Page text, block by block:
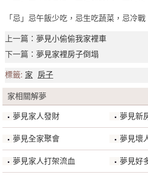
「忌」忌午飯少吃，忌生吃蔬菜，忌冷戰
上一篇： 夢見小偷偷我家裡車
下一篇： 夢見家裡房子倒塌
標籤: 家 房子
家相關解夢
夢見家人發財 夢見新
夢見全家聚會 夢見壞
夢見家人打架流血 夢見好